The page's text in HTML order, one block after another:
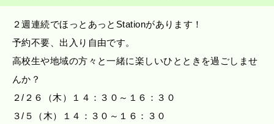
２週連続でほっとあっとStationがあります！
予約不要、出入り自由です。
高校生や地域の方々と一緒に楽しいひとときを過ごしませ
んか？
２/２６（木）１４：３０～１６：３０
３/５（木）１４：３０～１６：３０